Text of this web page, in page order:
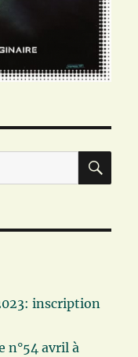
inscription
n°54 avril à